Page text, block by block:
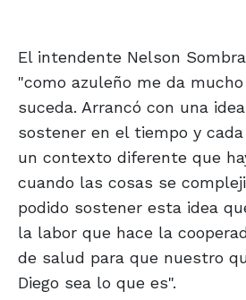
El intendente Nelson
"como azuleño me da
suceda. Arrancó con una
sostener en el tiempo y
un contexto diferente que
cuando las cosas se
podido sostener esta idea
la labor que hace la
de salud para que nuestro
Diego sea lo que es".